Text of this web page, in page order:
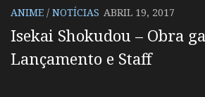
ANIME / NOTÍCIAS ABRIL 19, 2017
Isekai Shokudou – Obra
Lançamento e Staff